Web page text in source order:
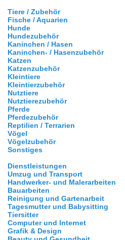
Tiere / Zubehör
Fische / Aquarien
Hunde
Hundezubehör
Kaninchen / Hasen
Kaninchen- / Hasenzubehör
Katzen
Katzenzubehör
Kleintiere
Kleintierzubehör
Nutztiere
Nutztierezubehör
Pferde
Pferdezubehör
Reptilien / Terrarien
Vögel
Vögelzubehör
Sonstiges
Dienstleistungen
Umzug und Transport
Handwerker- und Malerarbeiten
Bauarbeiten
Reinigung und Gartenarbeit
Tagesmutter und Babysitting
Tiersitter
Computer und Internet
Grafik & Design